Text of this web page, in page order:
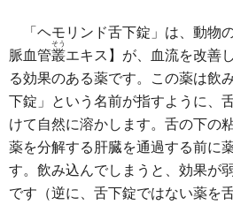
「ヘモリンド舌下錠」は、動物
脈血管叢
そう
エキス】が、血流を改善
る効果のある薬です。この薬は飲
下錠」という名前が指すように、
けて自然に溶かします。舌の下の
薬を分解する肝臓を通過する前に
す。飲み込んでしまうと、効果が
です（逆に、舌下錠ではない薬を